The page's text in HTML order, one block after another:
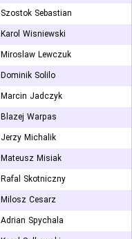
Szostok Sebastian
Karol Wisniewski
Miroslaw Lewczuk
Dominik Solilo
Marcin Jadczyk
Blazej Warpas
Jerzy Michalik
Mateusz Misiak
Rafal Skotniczny
Milosz Cesarz
Adrian Spychala